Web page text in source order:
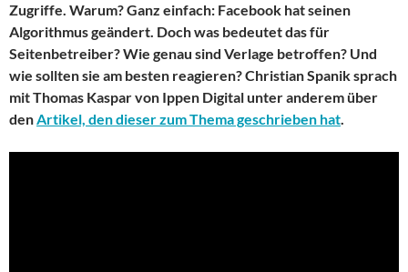
Zugriffe. Warum? Ganz einfach: Facebook hat seinen
Algorithmus geändert. Doch was bedeutet das für
Seitenbetreiber? Wie genau sind Verlage betroffen? Und
wie sollten sie am besten reagieren? Christian Spanik sprach
mit Thomas Kaspar von Ippen Digital unter anderem über
denArtikel, den dieser zum Thema geschrieben hat.